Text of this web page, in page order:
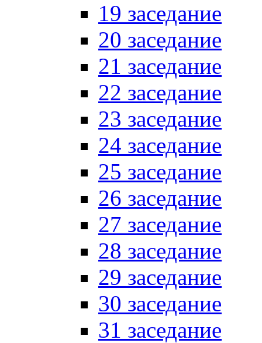
19 заседание
20 заседание
21 заседание
22 заседание
23 заседание
24 заседание
25 заседание
26 заседание
27 заседание
28 заседание
29 заседание
30 заседание
31 заседание